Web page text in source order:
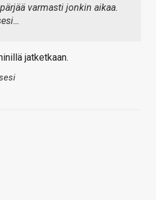
varmasti jonkin aikaa.
jatketkaan.